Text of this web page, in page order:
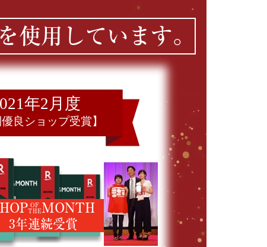
使用しています。
年2月度
優良ショップ受賞】
OF
THEMONTH
3年連続受賞